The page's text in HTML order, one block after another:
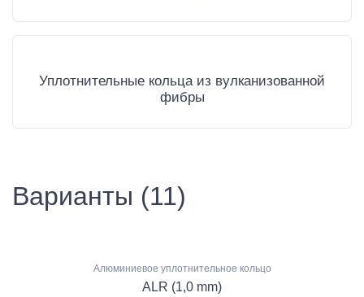
Уплотнительные кольца из вулканизованной
фибры
Варианты (11)
Алюминиевое уплотнительное кольцо
ALR (1,0 mm)